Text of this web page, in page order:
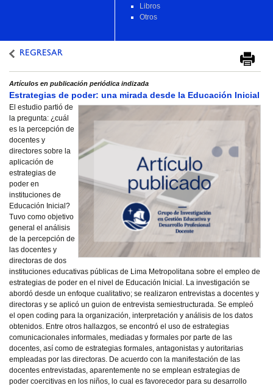
Libros
Otros
REGRESAR
Artículos en publicación periódica indizada
Estrategias de poder: una mirada desde la Educación Inicial
El estudio partió de
la pregunta: ¿cuál
es la percepción de
docentes y
directores sobre la
aplicación de
estrategias de
poder en
instituciones de
Educación Inicial?
Tuvo como objetivo
general el análisis
de la percepción de
las docentes y
directoras de dos
instituciones educativas públicas de Lima Metropolitana sobre el empleo de
estrategias de poder en el nivel de Educación Inicial. La investigación se
abordó desde un enfoque cualitativo; se realizaron entrevistas a docentes y
directoras y se aplicó un guion de entrevista semiestructurada. Se empleó
el open coding para la organización, interpretación y análisis de los datos
obtenidos. Entre otros hallazgos, se encontró el uso de estrategias
comunicacionales informales, mediadas y formales por parte de las
docentes, así como de estrategias formales, antagonistas y autoritarias
empleadas por las directoras. De acuerdo con la manifestación de las
docentes entrevistadas, aparentemente no se emplean estrategias de
poder coercitivas en los niños, lo cual es favorecedor para su desarrollo